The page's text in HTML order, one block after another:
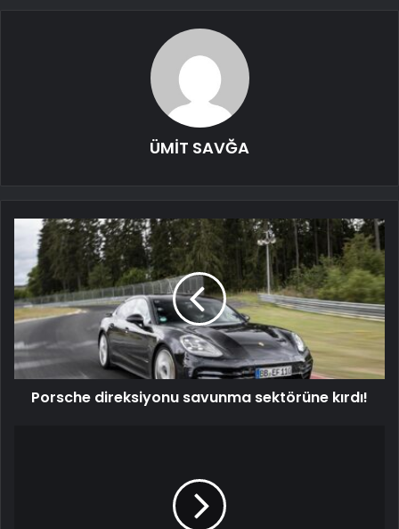
ÜMİT SAVĞA
Porsche direksiyonu savunma sektörüne kırdı!